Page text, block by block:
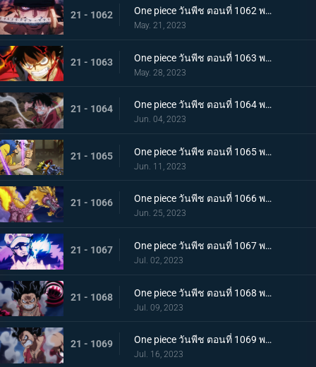
21 - 1062 One piece วันพีช ตอนที่ 1062 พากย์ไทย วิชาสามดาบแห่งราชัน โซโล ปะทะ คิง
May. 21, 2023
21 - 1063 One piece วันพีช ตอนที่ 1063 พากย์ไทย ลูฟี่กระฉับกระเฉง จุดหักเหของยุคสมัยใหม่
May. 28, 2023
21 - 1064 One piece วันพีช ตอนที่ 1064 พากย์ไทย มังกรเมาแปดทิศ มังกรไร้ระเบียบที่เข้าประชิดลูฟี่
Jun. 04, 2023
21 - 1065 One piece วันพีช ตอนที่ 1065 พากย์ไทย พันธมิตรล่มสลาย ความมุ่งมั่นของยุคสมัยใหม่จงลุกโชน
Jun. 11, 2023
21 - 1066 One piece วันพีช ตอนที่ 1066 พากย์ไทย ตัวเอกมาแล้ว สุดยอดท่าจากคลื่นและแม่เหล็ก
Jun. 25, 2023
21 - 1067 One piece วันพีช ตอนที่ 1067 พากย์ไทย สู่ยุคสมัยใหม่ บทสรุปความมุ่งมั่นของพวกเด็กเหลือขอ
Jul. 02, 2023
21 - 1068 One piece วันพีช ตอนที่ 1068 พากย์ไทย เจ้าหญิงจันทราดังก้อง ฉากสุดท้ายของแคว้นวาโนะ
Jul. 09, 2023
21 - 1069 One piece วันพีช ตอนที่ 1069 พากย์ไทย ผู้ชนะมีเพียงหนึ่ง ลูฟี่ ปะทะ ไคโด
Jul. 16, 2023